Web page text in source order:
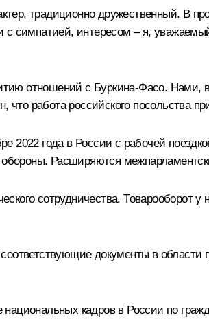
традиционно дружественный. В
с симпатией, интересом – я,
отношений с Буркина-Фасо. Нами,
что работа российского
2022 года в России с рабочей
Расширяются
сотрудничества.
документы в
кадров в России по